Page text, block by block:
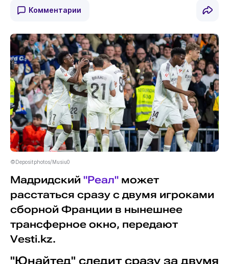
Комментарии
©Depositphotos/Musiu0
Мадридский "Реал"может
расстаться сразу с двумя игроками
сборной Франции в нынешнее
трансферное окно, передают
Vesti.kz.
"Юнайтед" следит сразу за двумя